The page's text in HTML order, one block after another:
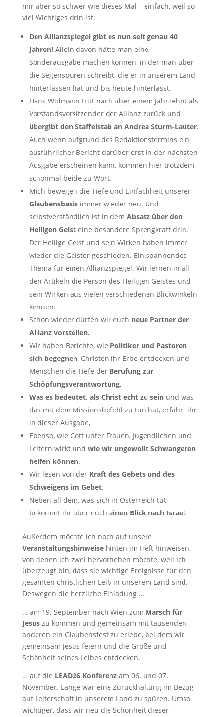
mir aber so schwer wie dieses Mal – einfach, weil so
viel Wichtiges drin ist:
Den Allianzspiegel gibt es nun seit genau 40
Jahren!Allein davon hätte man eine
Sonderausgabe machen können, in der man über
die Segenspuren schreibt, die er in unserem Land
hinterlassen hat und bis heute hinterlässt.
Hans Widmann tritt nach über einem Jahrzehnt als
Vorstandsvorsitzender der Allianz zurück und
übergibt den Staffelstab an Andrea Sturm-Lauter.
Auch wenn aufgrund des Redaktionstermins ein
ausführlicher Bericht darüber erst in der nächsten
Ausgabe erscheinen kann, kommen hier trotzdem
schonmal beide zu Wort.
Mich bewegen die Tiefe und Einfachheit unserer
Glaubensbasisimmer wieder neu. Und
selbstverständlich ist in dem Absatz über den
Heiligen Geisteine besondere Sprengkraft drin.
Der Heilige Geist und sein Wirken haben immer
wieder die Geister geschieden. Ein spannendes
Thema für einen Allianzspiegel. Wir lernen in all
den Artikeln die Person des Heiligen Geistes und
sein Wirken aus vielen verschiedenen Blickwinkeln
kennen.
Schon wieder dürfen wir euch neue Partner der
Allianz vorstellen.
Wir haben Berichte, wie Politiker und Pastoren
sich begegnen, Christen ihr Erbe entdecken und
Menschen die Tiefe der Berufung zur
Schöpfungsverantwortung,
Was es bedeutet, als Christ echt zu seinund was
das mit dem Missionsbefehl zu tun hat, erfahrt ihr
in dieser Ausgabe,
Ebenso, wie Gott unter Frauen, Jugendlichen und
Leitern wirkt und wie wir ungewollt Schwangeren
helfen können.
Wir lesen von der Kraft des Gebets und des
Schweigens im Gebet.
Neben all dem, was sich in Österreich tut,
bekommt ihr aber euch einen Blick nach Israel.
Außerdem möchte ich noch auf unsere
Veranstaltungshinweisehinten im Heft hinweisen,
von denen ich zwei hervorheben möchte, weil ich
überzeugt bin, dass sie wichtige Ereignisse für den
gesamten christlichen Leib in unserem Land sind.
Deswegen die herzliche Einladung …
… am 19. September nach Wien zum Marsch für
Jesuszu kommen und gemeinsam mit tausenden
anderen ein Glaubensfest zu erlebe, bei dem wir
gemeinsam Jesus feiern und die Größe und
Schönheit seines Leibes entdecken.
… auf die LEAD26 Konferenzam 06. und 07.
November. Lange war eine Zurückhaltung im Bezug
auf Leiterschaft in unserem Land zu spüren. Umso
wichtiger, dass wir neu die Schönheit dieser